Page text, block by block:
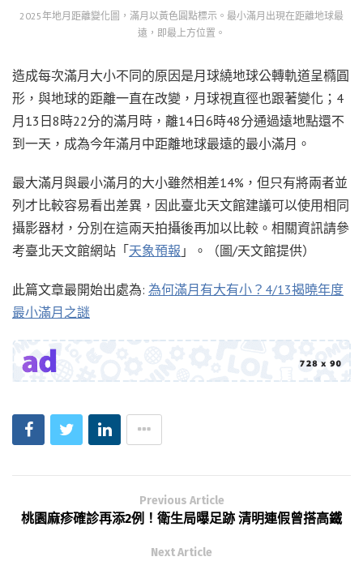
2025年地月距離變化圖，滿月以黃色圓點標示。最小滿月出現在距離地球最
遠，即最上方位置。
造成每次滿月大小不同的原因是月球繞地球公轉軌道呈橢圓
形，與地球的距離一直在改變，月球視直徑也跟著變化；4
月13日8時22分的滿月時，離14日6時48分通過遠地點還不
到一天，成為今年滿月中距離地球最遠的最小滿月。
最大滿月與最小滿月的大小雖然相差14%，但只有將兩者並
列才比較容易看出差異，因此臺北天文館建議可以使用相同
攝影器材，分別在這兩天拍攝後再加以比較。相關資訊請參
考臺北天文館網站「 天象預報 」。（圖/天文館提供）
此篇文章最開始出處為: 為何滿月有大有小？4/13揭曉年度
最小滿月之謎
Previous Article
桃園麻疹確診再添2例！衛生局曝足跡 清明連假曾搭高鐵
Next Article